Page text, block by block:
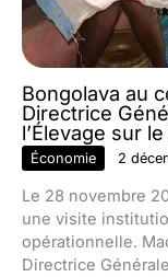
Bongolava au
Directrice
l’Élevage sur
Économie 2
Le 28 novembre
une visite
opérationnelle.
Directrice